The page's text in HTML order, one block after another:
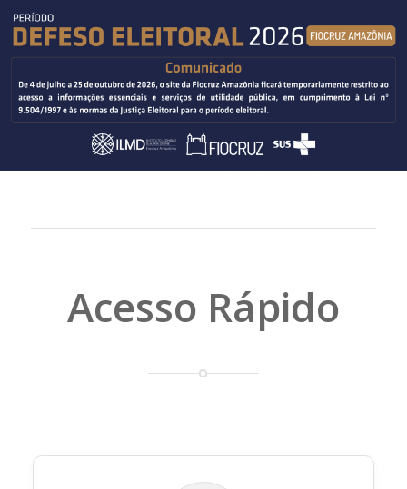
Acesso Rápido